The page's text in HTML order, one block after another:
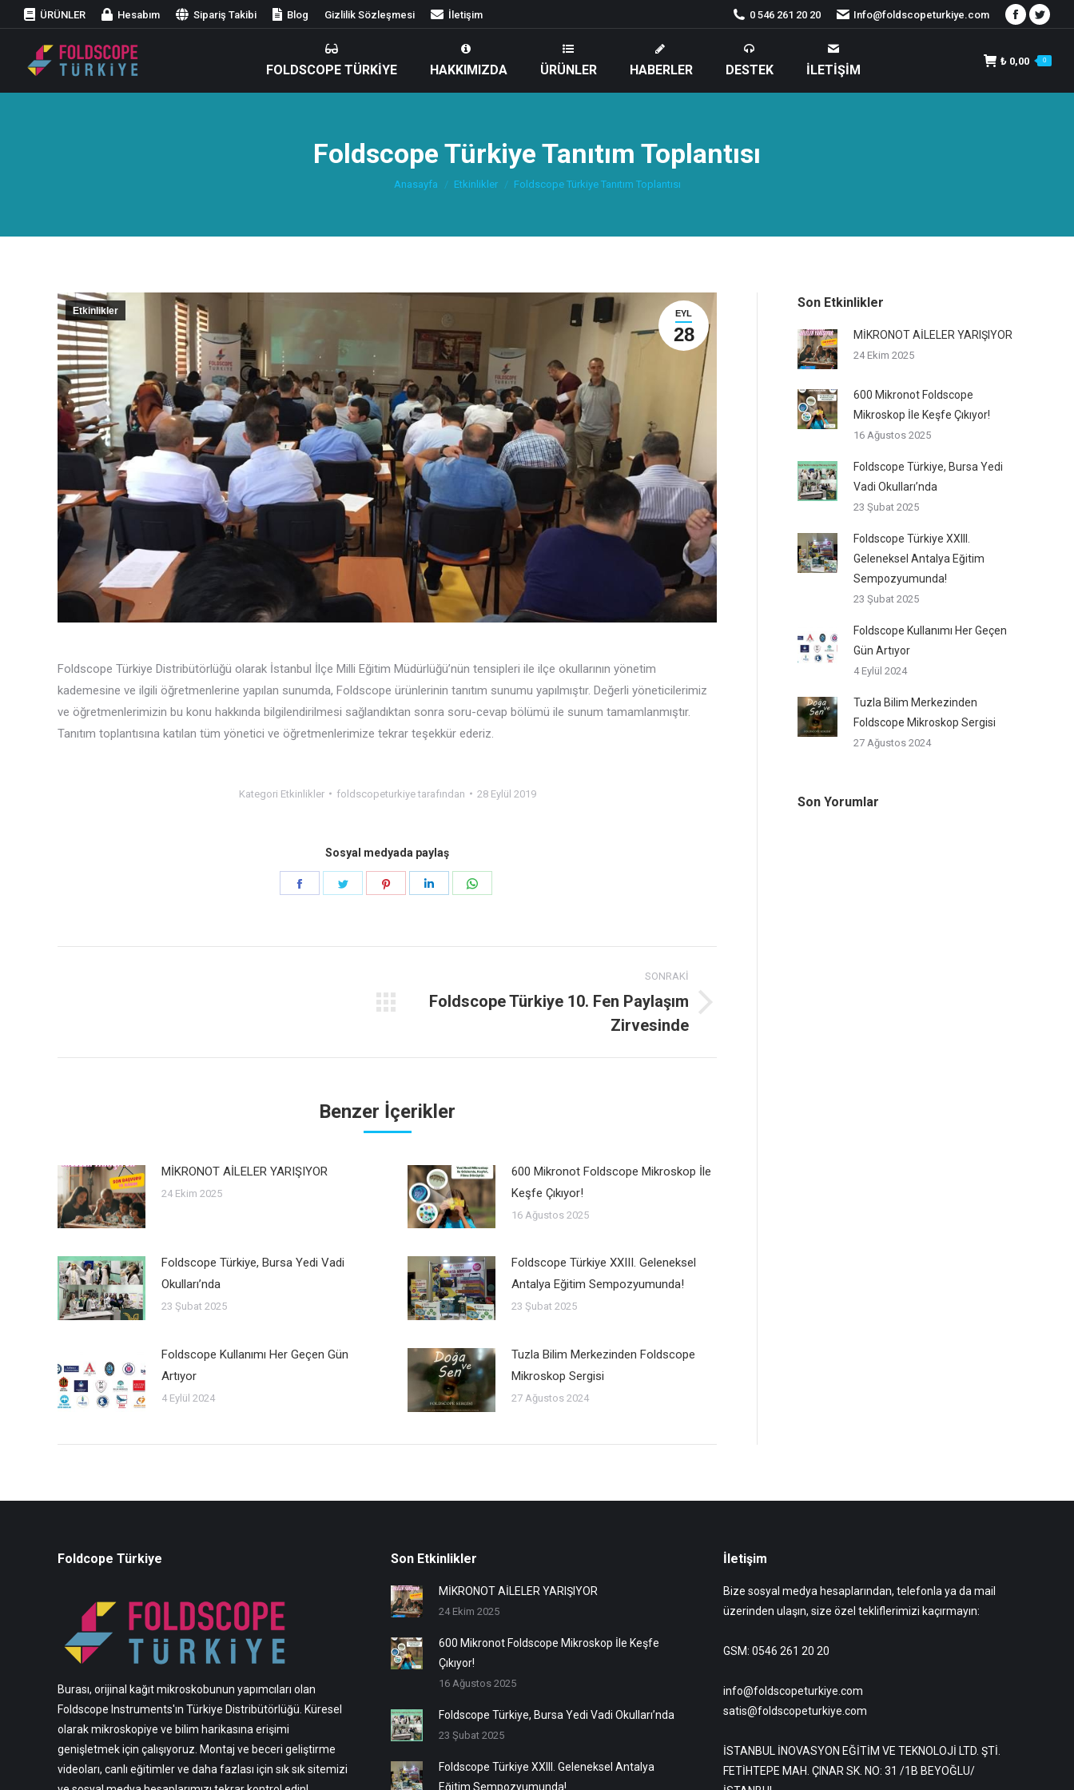
ÜRÜNLER Hesabım Sipariş Takibi Blog Gizlilik Sözleşmesi İletişim 0 546 261 20 20 Info@foldscopeturkiye.com
Facebook
FOLDSCOPE TÜRKIYE HAKKIMIZDA ÜRÜNLER HABERLER DESTEK İLETIŞIM
₺ 0,00 0
Foldscope Türkiye Tanıtım Toplantısı
You are here:
Anasayfa Etkinlikler Foldscope Türkiye Tanıtım Toplantısı
EYL
28
Etkinlikler
Foldscope Türkiye Distribütörlüğü olarak İstanbul İlçe Milli Eğitim Müdürlüğü’nün tensipleri ile ilçe okullarının yönetim
kademesine ve ilgili öğretmenlerine yapılan sunumda, Foldscope ürünlerinin tanıtım sunumu yapılmıştır. Değerli yöneticilerimiz
ve öğretmenlerimizin bu konu hakkında bilgilendirilmesi sağlandıktan sonra soru-cevap bölümü ile sunum tamamlanmıştır.
Tanıtım toplantısına katılan tüm yönetici ve öğretmenlerimize tekrar teşekkür ederiz.
Kategori Etkinlikler foldscopeturkiyetarafından 28 Eylül 2019
Sosyal medyada paylaş
Share
Share
SONRAKI
Next
Foldscope Türkiye 10. Fen Paylaşım
Zirvesinde
Benzer İçerikler
MİKRONOT AİLELER YARIŞIYOR
24 Ekim 2025
600 Mikronot Foldscope Mikroskop İle
Keşfe Çıkıyor!
16 Ağustos 2025
Foldscope Türkiye, Bursa Yedi Vadi
Okulları’nda
23 Şubat 2025
Foldscope Türkiye XXIII. Geleneksel
Antalya Eğitim Sempozyumunda!
23 Şubat 2025
Foldscope Kullanımı Her Geçen Gün
Artıyor
4 Eylül 2024
Tuzla Bilim Merkezinden Foldscope
Mikroskop Sergisi
27 Ağustos 2024
Son Etkinlikler
MİKRONOT AİLELER YARIŞIYOR
24 Ekim 2025
600 Mikronot Foldscope
Mikroskop İle Keşfe Çıkıyor!
16 Ağustos 2025
Foldscope Türkiye, Bursa Yedi
Vadi Okulları’nda
23 Şubat 2025
Foldscope Türkiye XXIII.
Geleneksel Antalya Eğitim
Sempozyumunda!
23 Şubat 2025
Foldscope Kullanımı Her Geçen
Gün Artıyor
4 Eylül 2024
Tuzla Bilim Merkezinden
Foldscope Mikroskop Sergisi
27 Ağustos 2024
Son Yorumlar
Foldcope Türkiye
Burası, orijinal kağıt mikroskobunun yapımcıları olan
Foldscope Instruments'ın Türkiye Distribütörlüğü. Küresel
olarak mikroskopiye ve bilim harikasına erişimi
genişletmek için çalışıyoruz. Montaj ve beceri geliştirme
videoları, canlı eğitimler ve daha fazlası için sık sık sitemizi
Son Etkinlikler
MİKRONOT AİLELER YARIŞIYOR
24 Ekim 2025
600 Mikronot Foldscope Mikroskop İle Keşfe
Çıkıyor!
16 Ağustos 2025
Foldscope Türkiye, Bursa Yedi Vadi Okulları’nda
23 Şubat 2025
Foldscope Türkiye XXIII. Geleneksel Antalya
Eğitim Sempozyumunda!
İletişim
Bize sosyal medya hesaplarından, telefonla ya da mail
üzerinden ulaşın, size özel tekliflerimizi kaçırmayın:
GSM: 0546 261 20 20
info@foldscopeturkiye.com
satis@foldscopeturkiye.com
İSTANBUL İNOVASYON EĞİTİM VE TEKNOLOJİ LTD. ŞTİ.
FETİHTEPE MAH. ÇINAR SK. NO: 31 /1B BEYOĞLU/